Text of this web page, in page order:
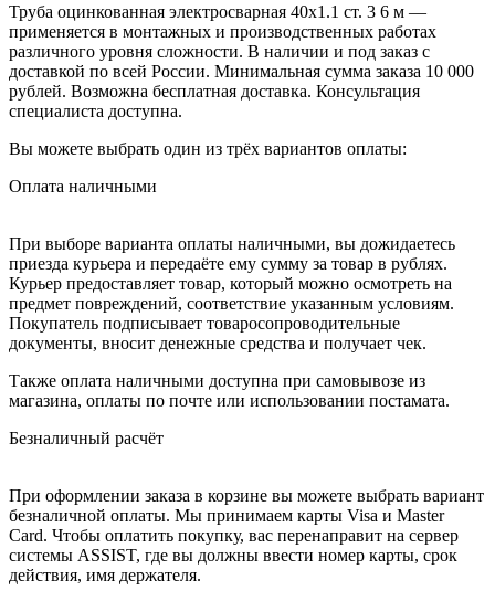
Труба оцинкованная электросварная 40х1.1 ст. 3 6 м —
применяется в монтажных и производственных работах
различного уровня сложности. В наличии и под заказ с
доставкой по всей России. Минимальная сумма заказа 10 000
рублей. Возможна бесплатная доставка. Консультация
специалиста доступна.
Вы можете выбрать один из трёх вариантов оплаты:
Оплата наличными
При выборе варианта оплаты наличными, вы дожидаетесь
приезда курьера и передаёте ему сумму за товар в рублях.
Курьер предоставляет товар, который можно осмотреть на
предмет повреждений, соответствие указанным условиям.
Покупатель подписывает товаросопроводительные
документы, вносит денежные средства и получает чек.
Также оплата наличными доступна при самовывозе из
магазина, оплаты по почте или использовании постамата.
Безналичный расчёт
При оформлении заказа в корзине вы можете выбрать вариант
безналичной оплаты. Мы принимаем карты Visa и Master
Card. Чтобы оплатить покупку, вас перенаправит на сервер
системы ASSIST, где вы должны ввести номер карты, срок
действия, имя держателя.